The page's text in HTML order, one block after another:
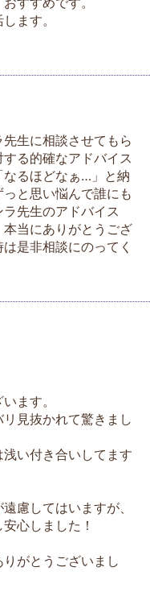
ます。
生に相談させてもら
る的確なアドバイス
なるほどなぁ…」と納
と思い悩んで誰にも
先生のアドバイス
当にありがとうござ
是非相談にのってく
ます。
見抜かれて驚きまし
い付き合いしてます
慮してはいますが、
心しました！
がとうございまし